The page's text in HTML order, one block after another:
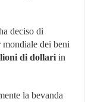
deciso di
mondiale dei beni
di dollari in
la bevanda